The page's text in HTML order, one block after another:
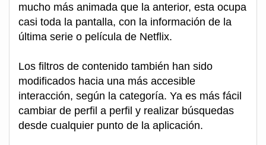
mucho más animada que la anterior, esta ocupa
casi toda la pantalla, con la información de la
última serie o película de Netflix.
Los filtros de contenido también han sido
modificados hacia una más accesible
interacción, según la categoría. Ya es más fácil
cambiar de perfil a perfil y realizar búsquedas
desde cualquier punto de la aplicación.